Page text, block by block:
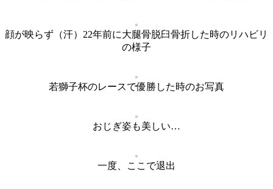
顔が映らず（汗）22年前に大腿骨脱臼骨折した時のリハビリ
の様子
若獅子杯のレースで優勝した時のお写真
おじぎ姿も美しい…
一度、ここで退出